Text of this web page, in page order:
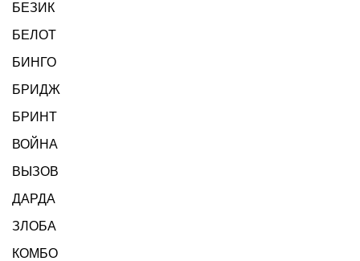
БЕЗИК
БЕЛОТ
БИНГО
БРИДЖ
БРИНТ
ВОЙНА
ВЫЗОВ
ДАРДА
ЗЛОБА
КОМБО